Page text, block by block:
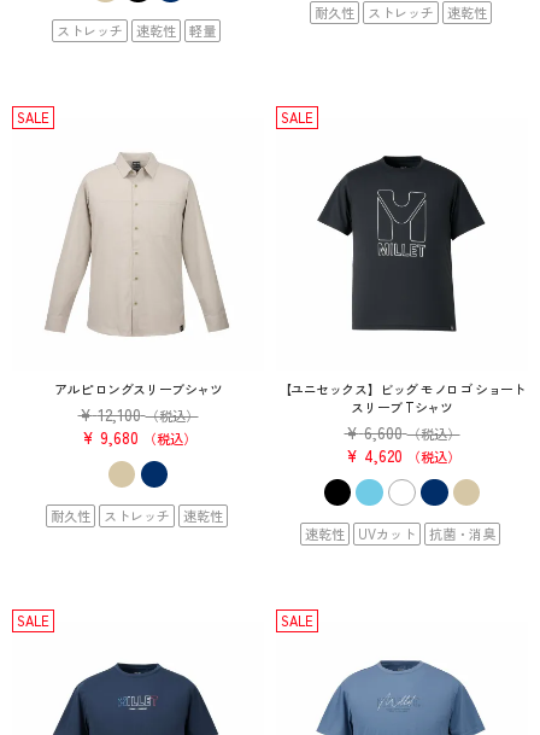
ストレッチ 速乾性 軽量
耐久性 ストレッチ 速乾性
アルピ ロングスリーブシャツ
¥ 12,100 （税込）
¥ 9,680 税込
SALE
耐久性 ストレッチ 速乾性
【ユニセックス】ビッグ モノロゴ ショート
スリーブ Tシャツ
¥ 6,600 （税込）
¥ 4,620 税込
SALE
速乾性 UVカット 抗菌・消臭
SALE SALE